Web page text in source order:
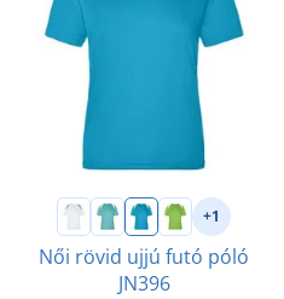
+1
Női rövid ujjú futó póló
JN396